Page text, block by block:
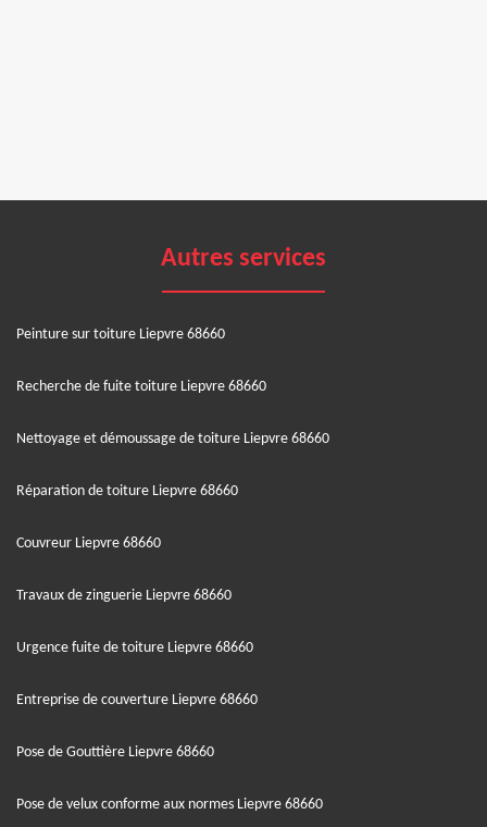
Autres services
Peinture sur toiture Liepvre 68660
Recherche de fuite toiture Liepvre 68660
Nettoyage et démoussage de toiture Liepvre 68660
Réparation de toiture Liepvre 68660
Couvreur Liepvre 68660
Travaux de zinguerie Liepvre 68660
Urgence fuite de toiture Liepvre 68660
Entreprise de couverture Liepvre 68660
Pose de Gouttière Liepvre 68660
Pose de velux conforme aux normes Liepvre 68660